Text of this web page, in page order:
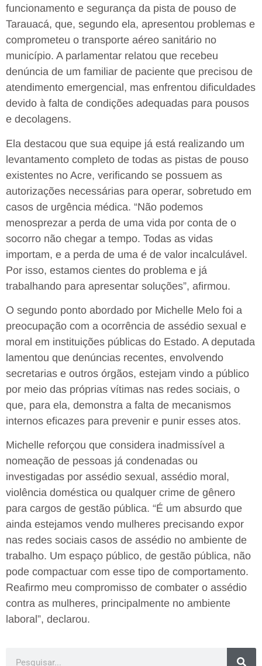
funcionamento e segurança da pista de pouso de
Tarauacá, que, segundo ela, apresentou problemas e
comprometeu o transporte aéreo sanitário no
município. A parlamentar relatou que recebeu
denúncia de um familiar de paciente que precisou de
atendimento emergencial, mas enfrentou dificuldades
devido à falta de condições adequadas para pousos
e decolagens.
Ela destacou que sua equipe já está realizando um
levantamento completo de todas as pistas de pouso
existentes no Acre, verificando se possuem as
autorizações necessárias para operar, sobretudo em
casos de urgência médica. “Não podemos
menosprezar a perda de uma vida por conta de o
socorro não chegar a tempo. Todas as vidas
importam, e a perda de uma é de valor incalculável.
Por isso, estamos cientes do problema e já
trabalhando para apresentar soluções”, afirmou.
O segundo ponto abordado por Michelle Melo foi a
preocupação com a ocorrência de assédio sexual e
moral em instituições públicas do Estado. A deputada
lamentou que denúncias recentes, envolvendo
secretarias e outros órgãos, estejam vindo a público
por meio das próprias vítimas nas redes sociais, o
que, para ela, demonstra a falta de mecanismos
internos eficazes para prevenir e punir esses atos.
Michelle reforçou que considera inadmissível a
nomeação de pessoas já condenadas ou
investigadas por assédio sexual, assédio moral,
violência doméstica ou qualquer crime de gênero
para cargos de gestão pública. “É um absurdo que
ainda estejamos vendo mulheres precisando expor
nas redes sociais casos de assédio no ambiente de
trabalho. Um espaço público, de gestão pública, não
pode compactuar com esse tipo de comportamento.
Reafirmo meu compromisso de combater o assédio
contra as mulheres, principalmente no ambiente
laboral”, declarou.